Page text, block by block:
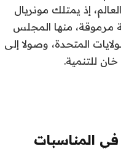
إذ يمتلك مونريال
مرموقة، منها المجلس
المتحدة، وصولا إلى
للتنمية.
في المناسبات